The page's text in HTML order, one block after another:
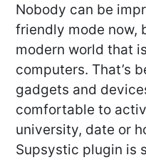
Nobody can be
friendly mode now,
modern world that
computers. That’s
gadgets and
comfortable to
university, date or
Supsystic plugin is